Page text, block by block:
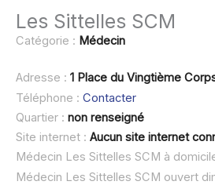
Les Sittelles SCM
Catégorie : Médecin
Adresse : 1 Place du Vingtième
Téléphone : Contacter
Quartier : non renseigné
Site internet : Aucun site internet
Médecin Les Sittelles SCM à
Médecin Les Sittelles SCM ouvert